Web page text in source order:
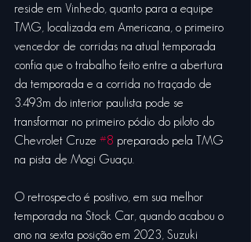
reside em Vinhedo, quanto para a equipe
TMG, localizada em Americana, o primeiro
vencedor de corridas na atual temporada
confia que o trabalho feito entre a abertura
da temporada e a corrida no traçado de
3.493m do interior paulista pode se
transformar no primeiro pódio do piloto do
Chevrolet Cruze #8 preparado pela TMG
na pista de Mogi Guaçu.
O retrospecto é positivo, em sua melhor
temporada na Stock Car, quando acabou o
ano na sexta posição em 2023, Suzuki